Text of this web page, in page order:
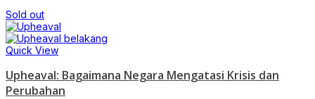
Sold out
Quick View
Upheaval: Bagaimana Negara Mengatasi Krisis dan
Perubahan